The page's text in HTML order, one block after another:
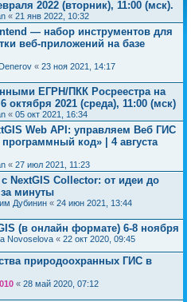
2022 (вторник), 11:00 (мск).
« 21 янв 2022, 10:32
— набор инструментов для
веб-приложений на базе
« 23 ноя 2021, 14:17
ЕГРН/ПКК Росреестра на
октября 2021 (среда), 11:00 (мск)
« 05 окт 2021, 16:34
Web API: управляем Веб ГИС
код» | 4 августа
« 27 июл 2021, 11:23
NextGIS Collector: от идеи до
минуты
Дубинин « 24 июн 2021, 13:44
(в онлайн формате) 6-8 ноября
Novoselova « 22 окт 2020, 09:45
природоохранных ГИС в
« 28 май 2020, 07:12